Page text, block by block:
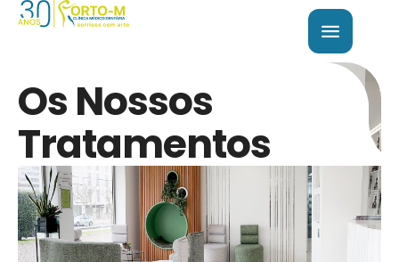
Os Nossos
Tratamentos